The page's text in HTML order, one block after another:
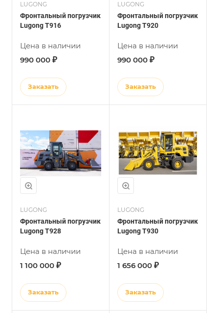
LUGONG
Фронтальный погрузчик
Lugong Т916
Цена в наличии
990 000 ₽
Заказать
LUGONG
Фронтальный погрузчик
Lugong Т920
Цена в наличии
990 000 ₽
Заказать
LUGONG
Фронтальный погрузчик
Lugong Т928
Цена в наличии
1 100 000 ₽
Заказать
LUGONG
Фронтальный погрузчик
Lugong Т930
Цена в наличии
1 656 000 ₽
Заказать